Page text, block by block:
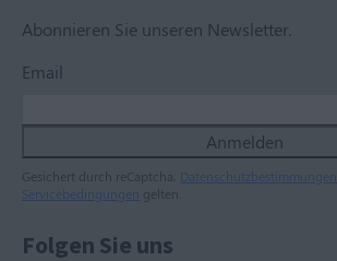
Abonnieren Sie unseren Newsletter.
Email
Anmelden
Gesichert durch reCaptcha, Datenschutzbestimmungen
Servicebedingungen gelten.
Folgen Sie uns